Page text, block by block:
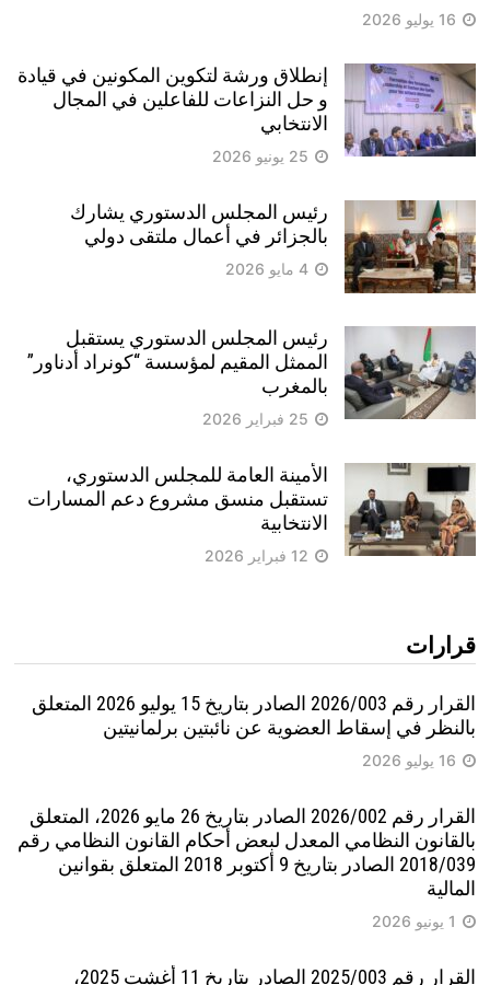
16 يوليو 2026
إنطلاق ورشة لتكوين المكونين في قيادة
و حل النزاعات للفاعلين في المجال
الانتخابي
25 يونيو 2026
رئيس المجلس الدستوري يشارك
بالجزائر في أعمال ملتقى دولي
4 مايو 2026
رئيس المجلس الدستوري يستقبل
الممثل المقيم لمؤسسة “كونراد أدناور”
بالمغرب
25 فبراير 2026
الأمينة العامة للمجلس الدستوري،
تستقبل منسق مشروع دعم المسارات
الانتخابية
12 فبراير 2026
قرارات
القرار رقم 2026/003 الصادر بتاريخ 15 يوليو 2026 المتعلق
بالنظر في إسقاط العضوية عن نائبتين برلمانيتين
16 يوليو 2026
القرار رقم 2026/002 الصادر بتاريخ 26 مايو 2026، المتعلق
بالقانون النظامي المعدل لبعض أحكام القانون النظامي رقم
2018/039 الصادر بتاريخ 9 أكتوبر 2018 المتعلق بقوانين
المالية
1 يونيو 2026
القرار رقم 2025/003 الصادر يتاريخ 11 أغشت 2025،